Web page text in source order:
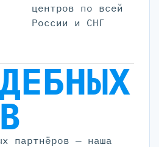
центров по всей
России и СНГ
партнёров — наша